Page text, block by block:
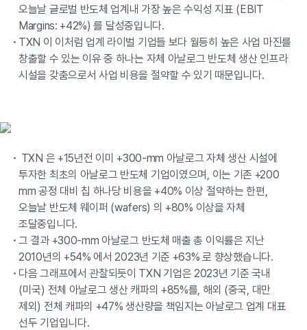
오늘날 글로벌 반도체 업계내 가장 높은 수익성 지표 (EBIT
Margins: +42%) 를 달성중입니다.
TXN 이 이처럼 업계 라이벌 기업들 보다 월등히 높은 사업 마진를
창출할 수 있는 이유 중 하나는 자체 아날로그 반도체 생산 인프라
시설을 갖춤으로서 사업 비용을 절약할 수 있기 때문입니다.
TXN 은 +15년전 이미 +300-mm 아날로그 자체 생산 시설에
투자한 최초의 아날로그 반도체 기업이였으며, 이는 기존 +200
mm 공정 대비 칩 하나당 비용을 +40% 이상 절약하는 한편,
오늘날 반도체 웨이퍼 (wafers) 의 +80% 이상을 자체
조달중입니다.
그 결과 +300-mm 아날로그 반도체 매출 총 이익률은 지난
2010년의 +54% 에서 2023년 기준 +63% 로 향상했습니다.
다음 그래프에서 관찰되듯이 TXN 기업은 2023년 기준 국내
(미국) 전체 아날로그 생산 캐파의 +85%를, 해외 (중국, 대만
제외) 전체 캐파의 +47% 생산량을 책임지는 아날로그 업계 대표
선두 기업입니다.